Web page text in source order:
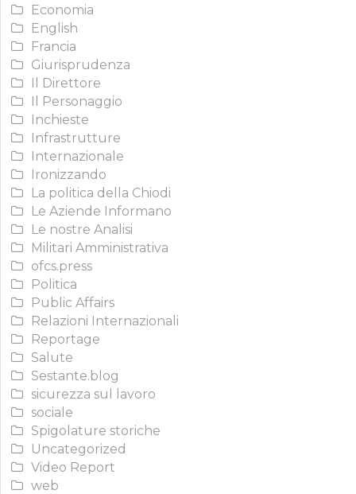
Economia
English
Francia
Giurisprudenza
Il Direttore
Il Personaggio
Inchieste
Infrastrutture
Internazionale
Ironizzando
La politica della Chiodi
Le Aziende Informano
Le nostre Analisi
Militari Amministrativa
ofcs.press
Politica
Public Affairs
Relazioni Internazionali
Reportage
Salute
Sestante.blog
sicurezza sul lavoro
sociale
Spigolature storiche
Uncategorized
Video Report
web